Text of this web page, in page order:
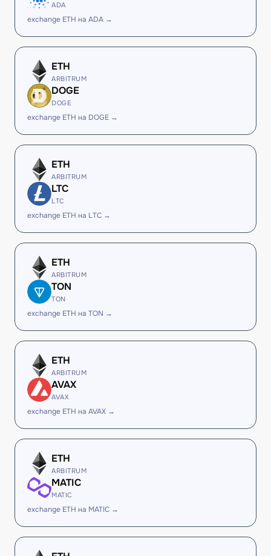
ADA
exchange ETH на ADA →
ETH
ARBITRUM
DOGE
DOGE
exchange ETH на DOGE →
ETH
ARBITRUM
LTC
LTC
exchange ETH на LTC →
ETH
ARBITRUM
TON
TON
exchange ETH на TON →
ETH
ARBITRUM
AVAX
AVAX
exchange ETH на AVAX →
ETH
ARBITRUM
MATIC
MATIC
exchange ETH на MATIC →